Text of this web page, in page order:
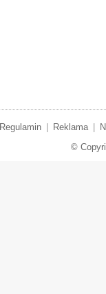
Regulamin Reklama
©